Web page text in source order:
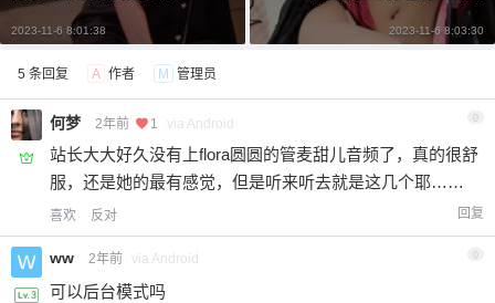
给undefined打赏
2 元 5 元 10 元
20 元
2023-11-6 8:01:38 2023-11-6 8:03:30
5 条回复 A 作者 M 管理员
何梦 2年前 1 via Android 0
站长大大好久没有上flora圆圆的管麦甜儿音频了，真的很舒
服，还是她的最有感觉，但是听来听去就是这几个耶……
喜欢 反对 回复
ww 2年前 via Android 0
可以后台模式吗